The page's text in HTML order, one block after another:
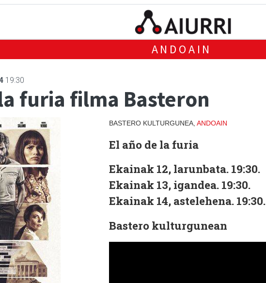
ANDOAIN
19:30
furia filma Basteron
BASTERO KULTURGUNEA, ANDOAIN
El año de la furia
Ekainak 12, larunbata. 19:30.
Ekainak 13, igandea. 19:30.
Ekainak 14, astelehena. 19:30.
Bastero kulturgunean